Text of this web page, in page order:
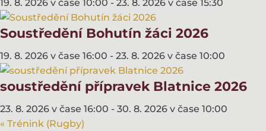
19. 8. 2026 v čase 10:00 - 23. 8. 2026 v čase 15:30
Soustředění Bohutín žáci 2026
19. 8. 2026 v čase 16:00 - 23. 8. 2026 v čase 10:00
soustředění přípravek Blatnice 2026
23. 8. 2026 v čase 16:00 - 30. 8. 2026 v čase 10:00
« Trénink (Rugby)